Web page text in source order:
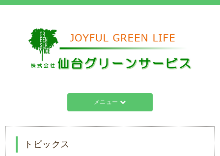
メニュー
トピックス